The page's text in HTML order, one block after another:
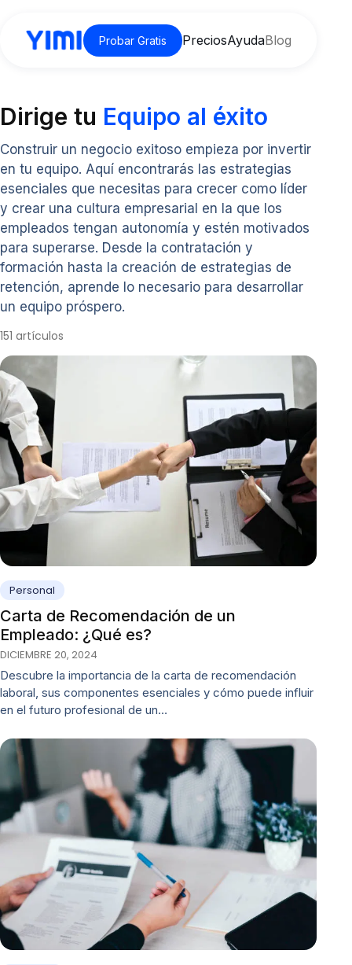
Probar Gratis PreciosAyudaBlog
Dirige tu Equipo al éxito
Construir un negocio exitoso empieza por invertir
en tu equipo. Aquí encontrarás las estrategias
esenciales que necesitas para crecer como líder
y crear una cultura empresarial en la que los
empleados tengan autonomía y estén motivados
para superarse. Desde la contratación y
formación hasta la creación de estrategias de
retención, aprende lo necesario para desarrollar
un equipo próspero.
151 artículos
Personal
Carta de Recomendación de un
Empleado: ¿Qué es?
DICIEMBRE 20, 2024
Descubre la importancia de la carta de recomendación
laboral, sus componentes esenciales y cómo puede influir
en el futuro profesional de un…